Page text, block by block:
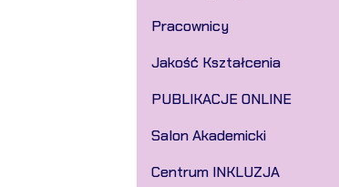
Pracownicy
Jakość Kształcenia
PUBLIKACJE ONLINE
Salon Akademicki
Centrum INKLUZJA